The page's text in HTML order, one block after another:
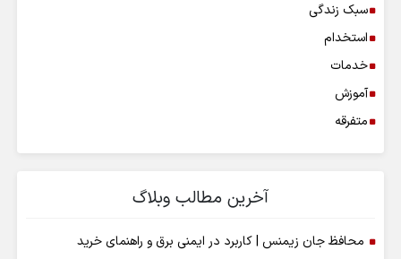
سبک زندگی
استخدام
خدمات
آموزش
متفرقه
آخرین مطالب وبلاگ
محافظ جان زیمنس | کاربرد در ایمنی برق و راهنمای خرید